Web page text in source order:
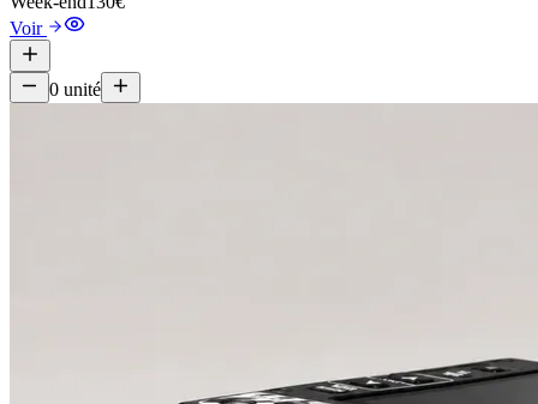
Voir
0 unité